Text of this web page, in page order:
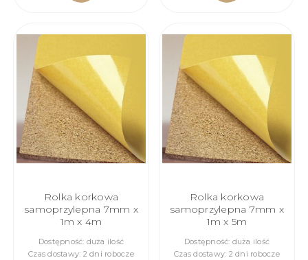
KOSZYKA KOSZYKA
Rolka korkowa
samoprzylepna 7mm x
1m x 4m
Dostępność: duża ilość
Czas dostawy: 2 dni robocze
Rolka korkowa
samoprzylepna 7mm x
1m x 5m
Dostępność: duża ilość
Czas dostawy: 2 dni robocze